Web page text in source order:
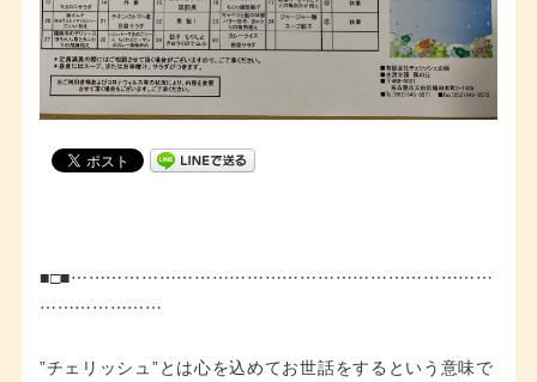
■□■………………………………………………………………
…………………
”チェリッシュ”とは心を込めてお世話をするという意味で